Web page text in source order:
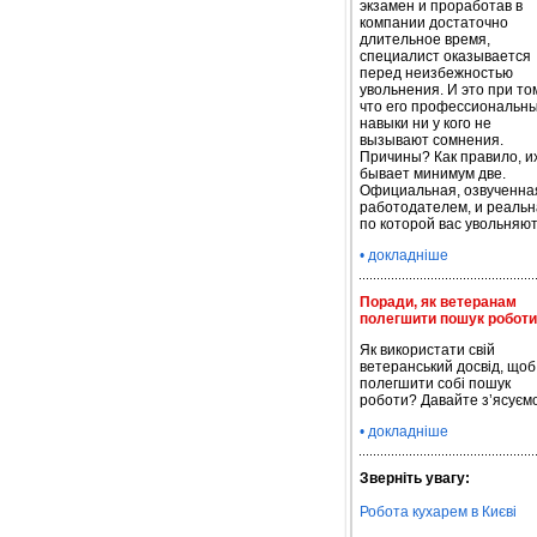
экзамен и проработав в
компании достаточно
длительное время,
специалист оказывается
перед неизбежностью
увольнения. И это при
что его
навыки ни у кого не
вызывают сомнения.
Причины? Как правило,
бывает минимум две.
Официальная,
работодателем, и
по которой вас
• докладніше
Поради, як ветеранам
полегшити пошук роботи
Як використати свій
ветеранський досвід, щоб
полегшити собі пошук
роботи? Давайте
• докладніше
Зверніть увагу:
Робота кухарем в Києві